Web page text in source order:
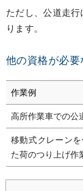
ただし、公道走
ります。
他の資格が必要
作業例
高所作業車での公
移動式クレーンを
た荷のつり上げ作